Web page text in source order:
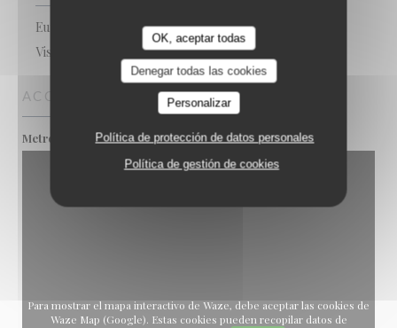
OK, aceptar todas
Denegar todas las cookies
Personalizar
Política de protección de datos personales
Política de gestión de cookies
Eurocard/Mastercard, Tickets restaurante, Efectivo,
Visa, Cheques, Tarjeta de Crédito
ACCESO
Metro Louise Michel
Para mostrar el mapa interactivo de Waze, debe aceptar las cookies de
Waze Map (Google). Estas cookies pueden recopilar datos de